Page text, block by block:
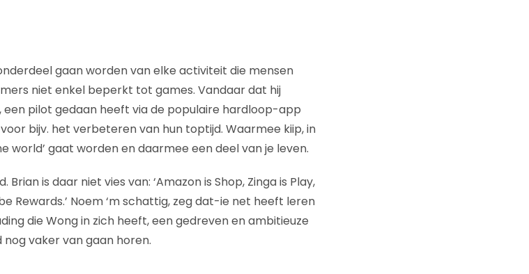
gaan worden van elke activiteit die mensen
niet enkel beperkt tot games. Vandaar dat hij
een pilot gedaan heeft via de populaire hardloop-app
bijv. het verbeteren van hun toptijd. Waarmee kiip, in
world’ gaat worden en daarmee een deel van je leven.
Brian is daar niet vies van: ‘Amazon is Shop, Zinga is Play,
Rewards.’ Noem ‘m schattig, zeg dat-ie net heeft leren
die Wong in zich heeft, een gedreven en ambitieuze
vaker van gaan horen.